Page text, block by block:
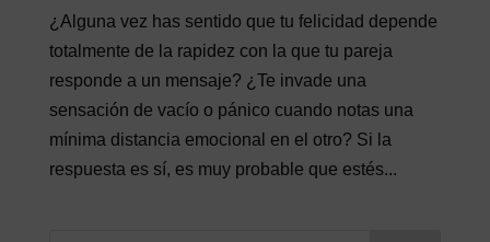
¿Alguna vez has sentido que tu felicidad depende
totalmente de la rapidez con la que tu pareja
responde a un mensaje? ¿Te invade una
sensación de vacío o pánico cuando notas una
mínima distancia emocional en el otro? Si la
respuesta es sí, es muy probable que estés...